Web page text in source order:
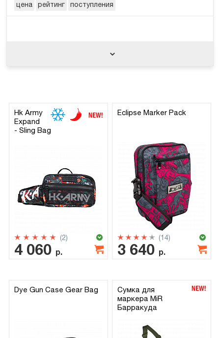
цена рейтинг поступления
Hk Army
Expand
- Sling Bag
(2)
4 060 р.
Eclipse Marker Pack
(14)
3 640 р.
Dye Gun Case Gear Bag
Сумка для
маркера MiR
Барракуда